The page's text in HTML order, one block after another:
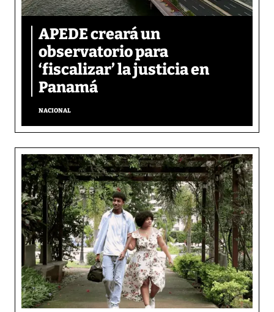
APEDE creará un
observatorio para
‘fiscalizar’ la justicia en
Panamá
NACIONAL